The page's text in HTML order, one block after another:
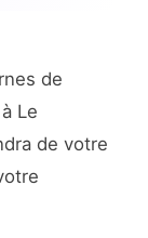
de
Le
de votre